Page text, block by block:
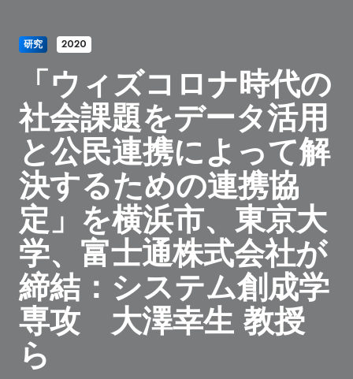
研究 2020
「ウィズコロナ時代の
社会課題をデータ活用
と公民連携によって解
決するための連携協
定」を横浜市、東京大
学、富士通株式会社が
締結：システム創成学
専攻 大澤幸生 教授
ら